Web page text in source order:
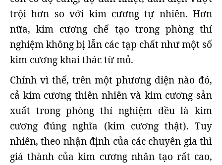
trội hơn so với kim cương tự nhiên. Hơn
nữa, kim cương chế tạo trong phòng thí
nghiệm không bị lẫn các tạp chất như một số
kim cương khai thác từ mỏ.
Chính vì thế, trên một phương diện nào đó,
cả kim cương thiên nhiên và kim cương sản
xuất trong phòng thí nghiệm đều là kim
cương đúng nghĩa (kim cương thật). Tuy
nhiên, theo nhận định của các chuyên gia thì
giá thành của kim cương nhân tạo rất cao,